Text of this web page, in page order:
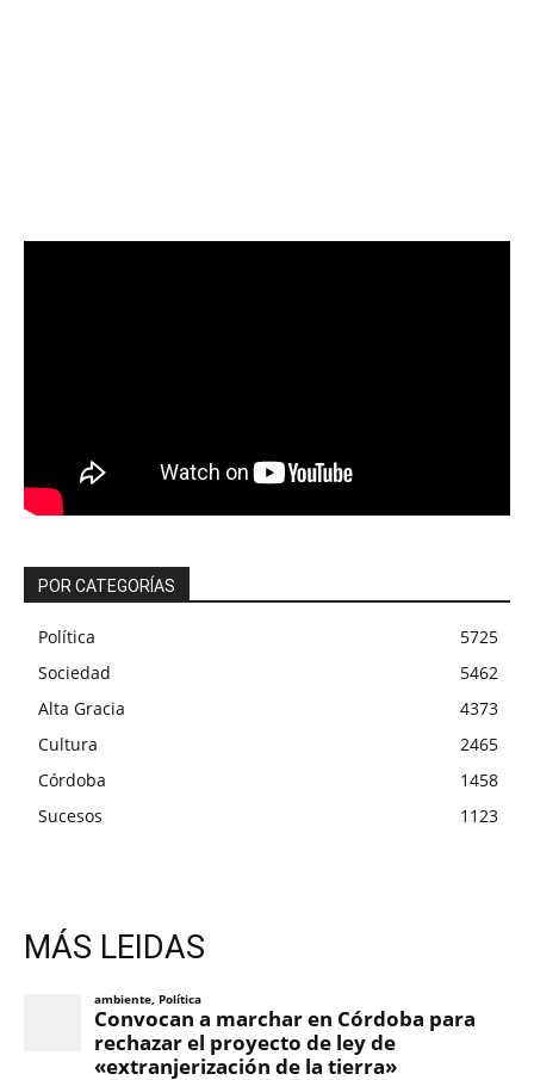
POR CATEGORÍAS
Política
5725
Sociedad
5462
Alta Gracia
4373
Cultura
2465
Córdoba
1458
Sucesos
1123
MÁS LEIDAS